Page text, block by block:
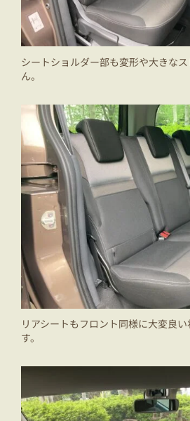
シートショルダー部も変形や大きな
ん。
リアシートもフロント同様に大変良
す。